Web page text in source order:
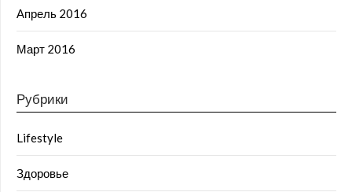
Апрель 2016
Март 2016
Рубрики
Lifestyle
Здоровье